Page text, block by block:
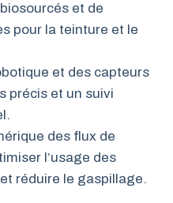
et de
pour la teinture et le
et des capteurs
précis et un suivi
des flux de
l’usage des
réduire le gaspillage.